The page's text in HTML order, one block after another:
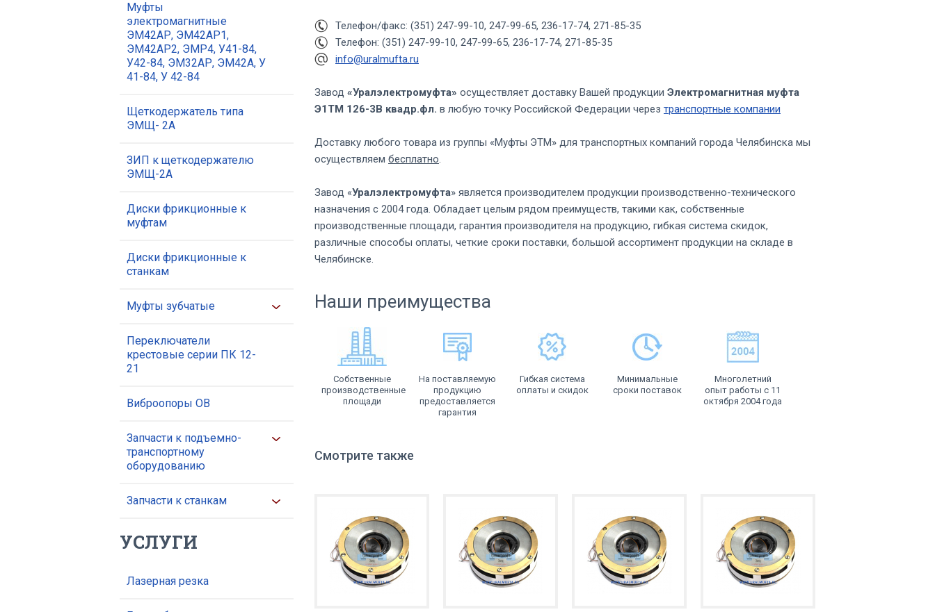
Муфты
электромагнитные
ЭМ42АР, ЭМ42АР1,
ЭМ42АР2, ЭМР4, У41-84,
У42-84, ЭМ32АР, ЭМ42А, У
41-84, У 42-84
Щеткодержатель типа
ЭМЩ- 2А
ЗИП к щеткодержателю
ЭМЩ-2А
Диски фрикционные к
муфтам
Диски фрикционные к
станкам
Муфты зубчатые
Переключатели
крестовые серии ПК 12-
21
Виброопоры ОВ
Запчасти к подъемно-
транспортному
оборудованию
Запчасти к станкам
УСЛУГИ
Лазерная резка
Телефон/факс: (351) 247-99-10, 247-99-65, 236-17-74, 271-85-35
Телефон: (351) 247-99-10, 247-99-65, 236-17-74, 271-85-35
info@uralmufta.ru
Завод «Уралэлектромуфта» осуществляет доставку Вашей продукции Электромагнитная муфта
Э1ТМ 126-3В квадр.фл. в любую точку Российской Федерации через транспортные компании
Доставку любого товара из группы «Муфты ЭТМ» для транспортных компаний города Челябинска мы
осуществляем бесплатно.
Завод «Уралэлектромуфта» является производителем продукции производственно-технического
назначения с 2004 года. Обладает целым рядом преимуществ, такими как, собственные
производственные площади, гарантия производителя на продукцию, гибкая система скидок,
различные способы оплаты, четкие сроки поставки, большой ассортимент продукции на складе в
Челябинске.
Наши преимущества
Собственные
производственные
площади
На поставляемую
продукцию
предоставляется
гарантия
Гибкая система
оплаты и скидок
Минимальные
сроки поставок
Многолетний
опыт работы с 11
октября 2004 года
Смотрите также